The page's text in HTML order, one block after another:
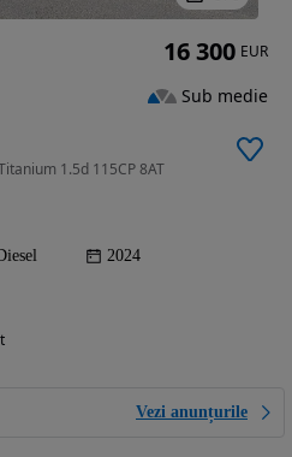
1.5d 115CP 8AT
2024
Vezi anunțurile
16 300 EUR
Sub medie